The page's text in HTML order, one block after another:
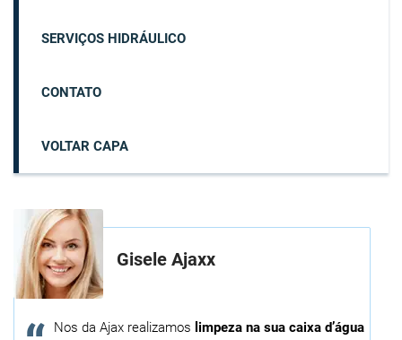
SERVIÇOS HIDRÁULICO
CONTATO
VOLTAR CAPA
Gisele Ajaxx
Nos da Ajax realizamos limpeza na sua caixa d’água